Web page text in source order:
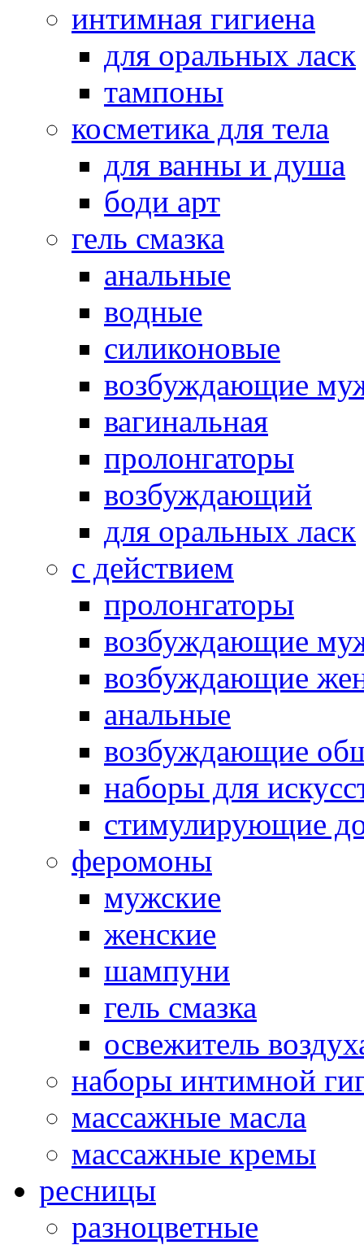
интимная гигиена
для оральных ласк
тампоны
косметика для тела
для ванны и душа
боди арт
гель смазка
анальные
водные
силиконовые
возбуждающие
вагинальная
пролонгаторы
возбуждающий
для оральных ласк
с действием
пролонгаторы
возбуждающие
возбуждающие
анальные
возбуждающие
наборы для
стимулирующие
феромоны
мужские
женские
шампуни
гель смазка
освежитель
наборы интимной
массажные масла
массажные кремы
ресницы
разноцветные